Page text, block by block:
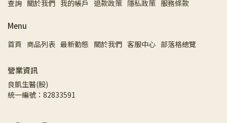
查詢 關於我們 我的帳戶 退款政策 隱私政策 服務條款
Menu
首頁 商品列表 最新動態 關於我們 客服中心 部落格總覽
營業資訊
良凱生醫(股)
統一編號：82833591